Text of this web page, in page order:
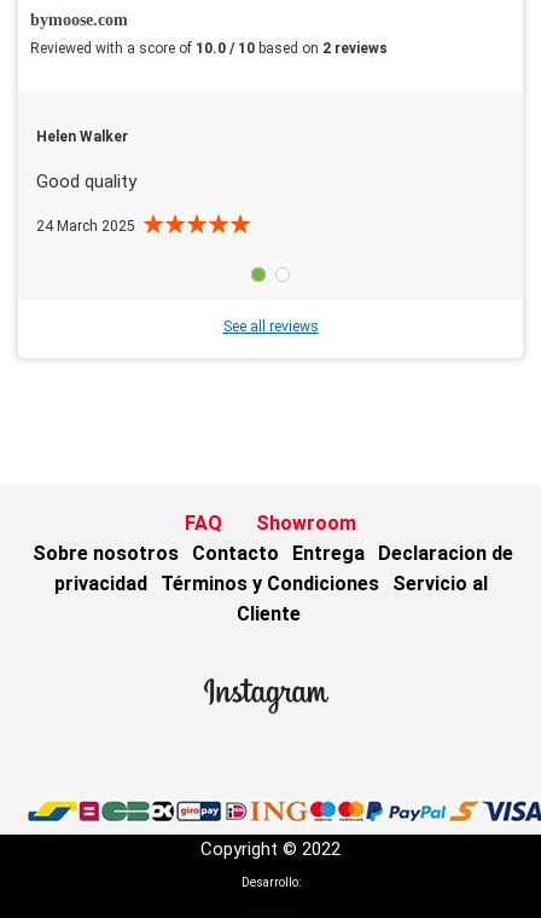
bymoose.com
Reviewed with a score of 10.0 / 10 based on 2 reviews
Helen Walker
Good quality
24 March 2025
See all reviews
FAQ
Showroom
Sobre nosotros
Contacto Entrega
Declaracion de
privacidad
Términos y Condiciones
Servicio al
Cliente
Copyright © 2022
Desarrollo: